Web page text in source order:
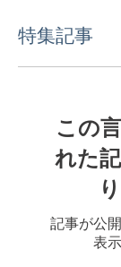
特集記事
この
れた
記事が公
表